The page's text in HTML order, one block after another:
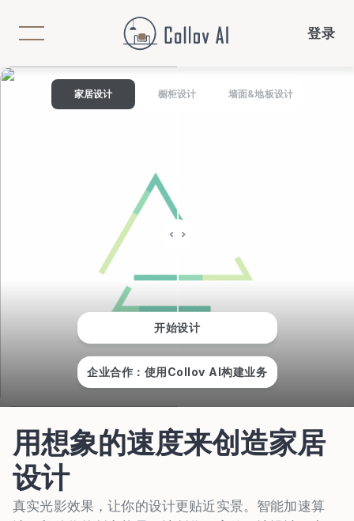
登录
用想象的速度来创造家居
设计
真实光影效果，让你的设计更贴近实景。智能加速算
家居设计 橱柜设计 墙面&地板设计
开始设计
企业合作：使用Collov AI构建业务